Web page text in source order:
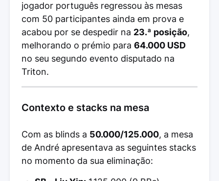
jogador português regressou às mesas
com 50 participantes ainda em prova e
acabou por se despedir na 23.ª posição,
melhorando o prémio para 64.000 USD
no seu segundo evento disputado na
Triton.
Contexto e stacks na mesa
Com as blinds a 50.000/125.000, a mesa
de André apresentava as seguintes stacks
no momento da sua eliminação: